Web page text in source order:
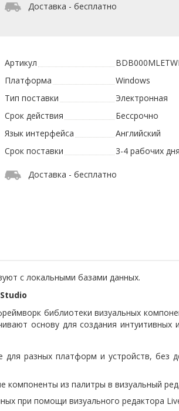
Доставка - бесплатно
Артикул
Платформа
Windows
Тип поставки
Электронная
Срок действия
Бессрочно
Язык интерфейса
Английский
Срок поставки
3-4 рабочих дня
Доставка - бесплатно
с локальными базами данных.
библиотеки визуальных
основу для создания интуитивных
разных платформ и устройств, без
из палитры в визуальный
при помощи визуального редактора